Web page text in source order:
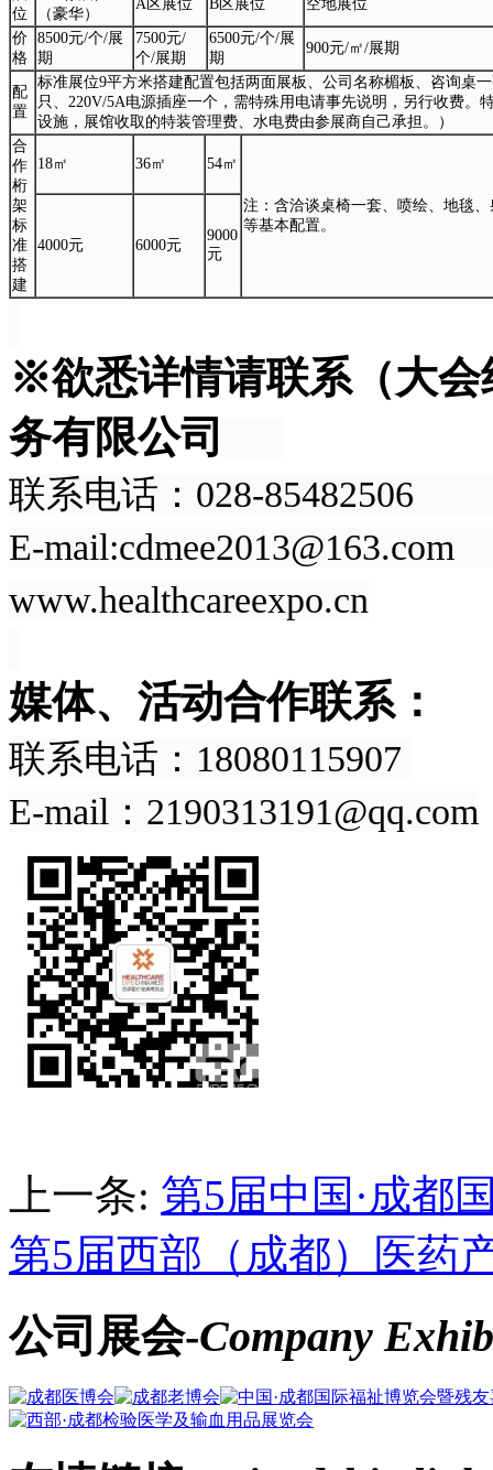
位
（豪华）
A区展位 B区展位 空地展位
价
格
8500元/个/展
期
7500元/
个/展期
6500元/个/展
期
900元/㎡/展期
配
置
标准展位9平方米搭建配置包括两面展板、公司名称楣板、咨询桌
只、220V/5A电源插座一个，需特殊用电请事先说明，另行收费。
设施，展馆收取的特装管理费、水电费由参展商自己承担。）
合
作
桁
架
标
准
搭
建
18㎡ 36㎡ 54㎡
注：含洽谈桌椅一套、喷绘、地毯
等基本配置。
4000元
6000元
9000
元
※欲悉详情请联系（大
务有限公司
联系电话：028-
E-
www.healthcareexpo.cn
媒体、活动合作联系：
联系电话：18080115907
E-mail：2190313191@qq.com
上一条: 第5届中国·成都
第5届西部（成都）医药
公司展会-Company